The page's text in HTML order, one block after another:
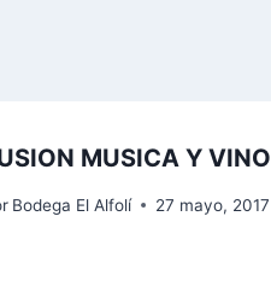
MUSICA Y VINO
Bodega El Alfolí 27 mayo, 2017